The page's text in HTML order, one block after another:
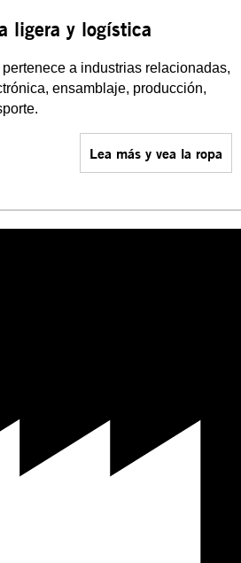
ligera y logística
a industrias relacionadas,
ensamblaje, producción,
Lea más y vea la ropa